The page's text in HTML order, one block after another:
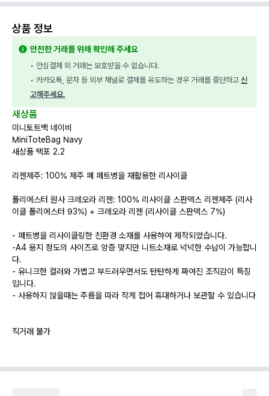
상품 정보
안전한 거래를 위해 확인해 주세요
• 안심결제 외 거래는 보호받을 수 없습니다.
• 카카오톡, 문자 등 외부 채널로 결제를 유도하는 경우 거래를 중단하고 신
고해주세요.
새상품
미니토트백 네이비
MiniToteBag Navy
새상품 택포 2.2
리젠제주: 100% 제주 폐 페트병을 재활용한 리사이클
폴리에스터 원사 크레오라 리젠: 100% 리사이클 스판덱스 리젠제주 (리사
이클 폴리에스터 93%) + 크레오라 리젠 (리사이클 스판덱스 7%)
- 페트병을 리사이클링한 친환경 소재를 사용하여 제작되었습니다.
-A4 용지 정도의 사이즈로 앙증 맞지만 니트소재로 넉넉한 수납이 가능합니
다.
- 유니크한 컬러와 가볍고 부드러우면서도 탄탄하게 짜여진 조직감이 특징
입니다.
- 사용하지 않을때는 주름을 따라 작게 접어 휴대하거나 보관할 수 있습니다
직거래 불가
불편하신분 > 백화점 구입 추천